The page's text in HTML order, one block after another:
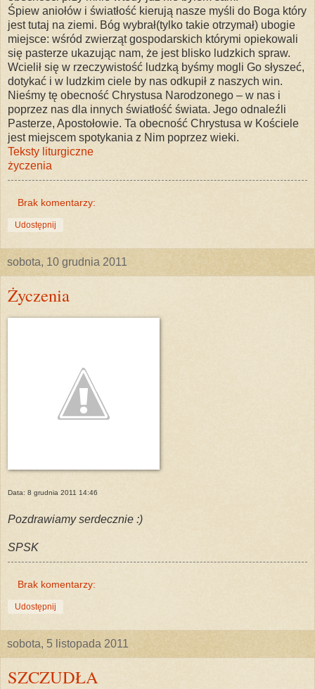
Śpiew aniołów i światłość kierują nasze myśli do Boga który
jest tutaj na ziemi. Bóg wybrał(tylko takie otrzymał) ubogie
miejsce: wśród zwierząt gospodarskich którymi opiekowali
się pasterze ukazując nam, że jest blisko ludzkich spraw.
Wcielił się w rzeczywistość ludzką byśmy mogli Go słyszeć,
dotykać i w ludzkim ciele by nas odkupił z naszych win.
Nieśmy tę obecność Chrystusa Narodzonego – w nas i
poprzez nas dla innych światłość świata. Jego odnaleźli
Pasterze, Apostołowie. Ta obecność Chrystusa w Kościele
jest miejscem spotykania z Nim poprzez wieki.
Teksty liturgiczne
życzenia
Brak komentarzy:
Udostępnij
sobota, 10 grudnia 2011
Życzenia
Data: 8 grudnia 2011 14:46
Pozdrawiamy serdecznie :)
SPSK
Brak komentarzy:
Udostępnij
sobota, 5 listopada 2011
SZCZUDŁA